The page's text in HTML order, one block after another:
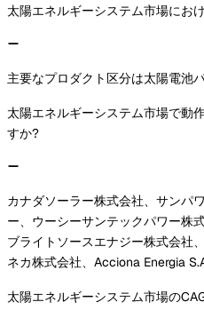
太陽エネルギーシステム市場にお
主要なプロダクト区分は太陽電池パ
太陽エネルギーシステム市場で動
すか?
カナダソーラー株式会社、サンパ
ー、ウーシーサンテックパワー株
ブライトソースエナジー株式会社
ネカ株式会社、Acciona Energia
太陽エネルギーシステム市場の